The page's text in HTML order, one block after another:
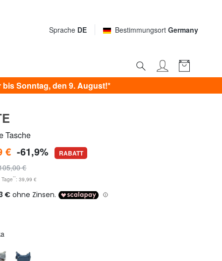
Sprache DE Bestimmungsort Germany
bis Sonntag, den 9. August!*
Tasche
€ -61,9% RABATT
€
**: 39,99 €